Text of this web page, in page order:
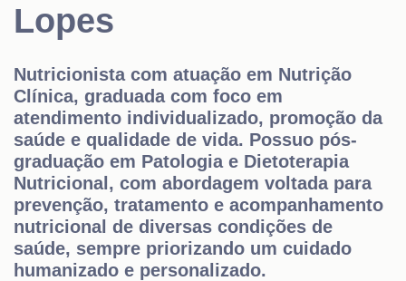
Lopes
Nutricionista com atuação em Nutrição
Clínica, graduada com foco em
atendimento individualizado, promoção da
saúde e qualidade de vida. Possuo pós-
graduação em Patologia e Dietoterapia
Nutricional, com abordagem voltada para
prevenção, tratamento e acompanhamento
nutricional de diversas condições de
saúde, sempre priorizando um cuidado
humanizado e personalizado.